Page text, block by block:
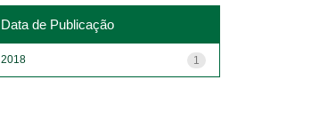
Data de Publicação
1
2018